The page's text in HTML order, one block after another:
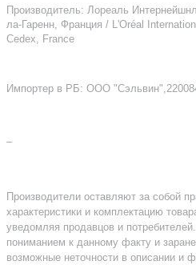
Производитель: Лореаль
ла-Гаренн, Франция / L'Oréal
Cedex, France
Импортер в РБ: ООО
–
Производители оставляют за собой
характеристики и комплектацию
уведомляя продавцов и
пониманием к данному факту и
возможные неточности в описании и